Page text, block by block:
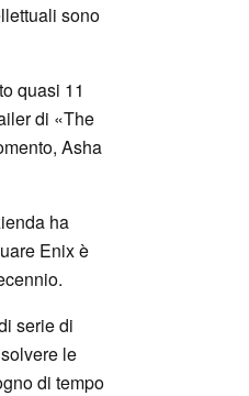
sono
quasi 11
di «The
Asha
ha
Enix è
serie di
le
di tempo